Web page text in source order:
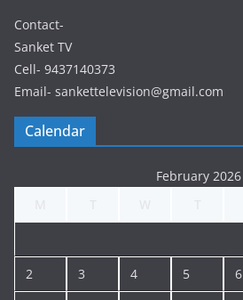
Contact-
Sanket TV
Cell- 9437140373
Email- sankettelevision@gmail.com
Calendar
February 2026
2 3 4 5 6